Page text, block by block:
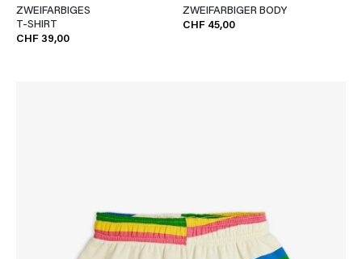
ZWEIFARBIGES
T-SHIRT
CHF 39,00
ZWEIFARBIGER BODY
CHF 45,00